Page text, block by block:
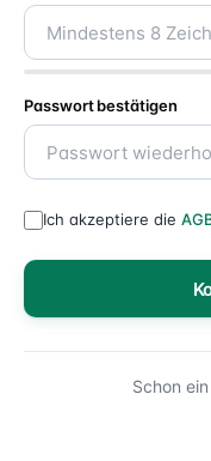
Passwort bestätigen
Ich akzeptiere die
Schon